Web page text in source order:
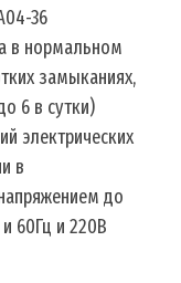
36
в нормальном
замыканиях,
6 в сутки)
электрических
в
до
60Гц и 220В